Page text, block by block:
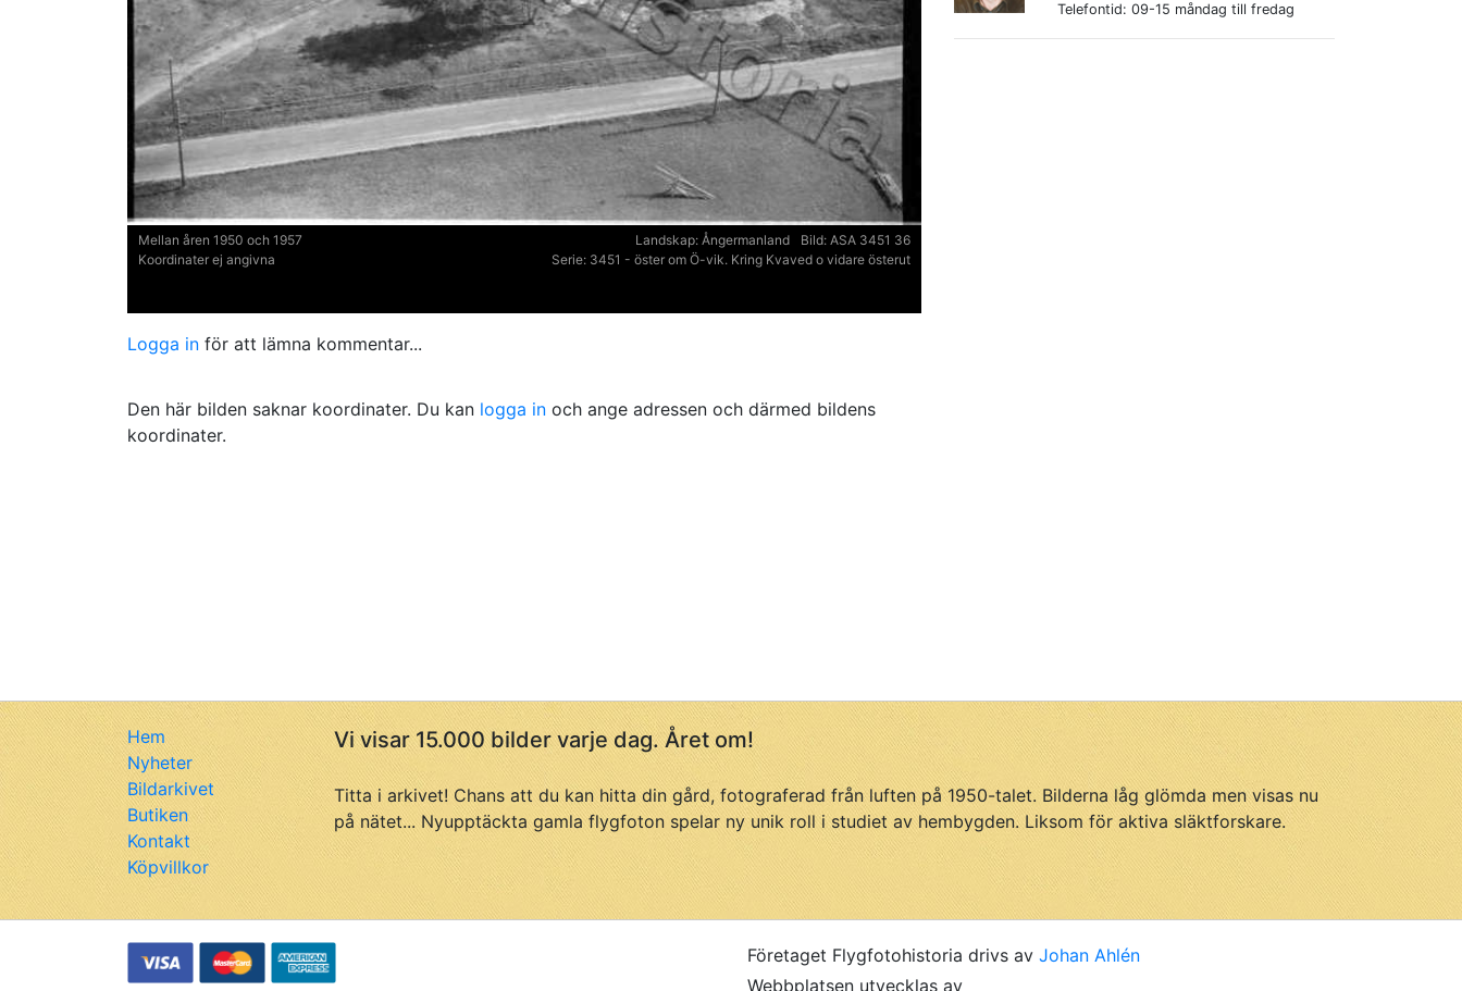
Mellan åren 1950 och 1957 Bild: ASA 3451 36
Landskap: Ångermanland
Koordinater ej angivna
Serie: 3451 - öster om Ö-vik. Kring Kvaved o vidare österut
Logga in för att lämna kommentar...
Den här bilden saknar koordinater. Du kan logga in och ange adressen och därmed bildens
koordinater.
Telefontid: 09-15 måndag till fredag
Hem
Nyheter
Bildarkivet
Butiken
Kontakt
Köpvillkor
Vi visar 15.000 bilder varje dag. Året om!
Titta i arkivet! Chans att du kan hitta din gård, fotograferad från luften på 1950-talet. Bilderna låg glömda men visas nu
på nätet... Nyupptäckta gamla flygfoton spelar ny unik roll i studiet av hembygden. Liksom för aktiva släktforskare.
Företaget Flygfotohistoria drivs av Johan Ahlén
Webbplatsen utvecklas av